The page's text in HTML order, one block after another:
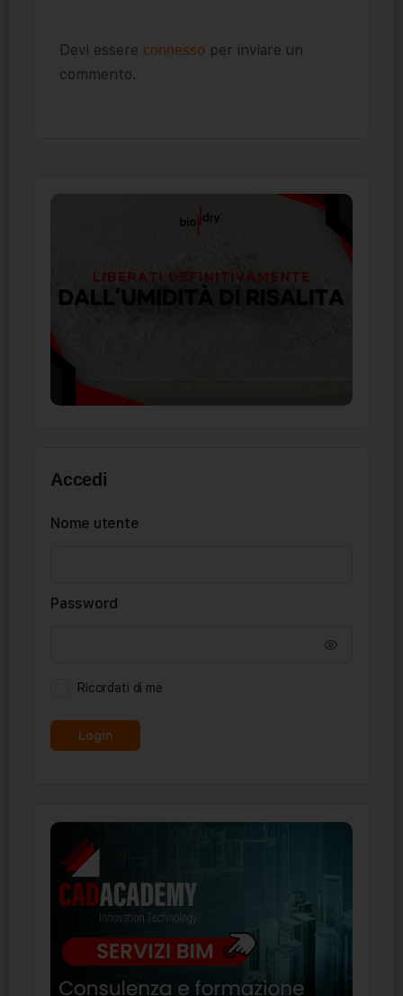
Devi essere connesso per inviare un
commento.
Accedi
Nome utente
Password
Ricordati di me